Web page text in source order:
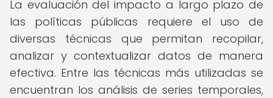
La evaluación del impacto a largo plazo de
las políticas públicas requiere el uso de
diversas técnicas que permitan recopilar,
analizar y contextualizar datos de manera
efectiva. Entre las técnicas más utilizadas se
encuentran los análisis de series temporales,